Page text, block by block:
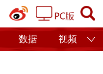
数据 视频